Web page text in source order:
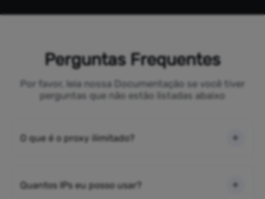
Perguntas Frequentes
Por favor, leia nossa Documentação se você tiver
perguntas que não estão listadas abaixo
O que é o proxy ilimitado?
Quantos IPs eu posso usar?